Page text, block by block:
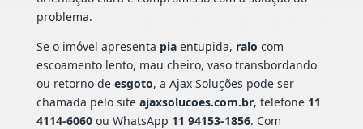
problema.
Se o imóvel apresenta piaentupida, ralo com
escoamento lento, mau cheiro, vaso transbordando
ou retorno de esgoto, a Ajax Soluções pode ser
chamada pelo site ajaxsolucoes.com.br, telefone 11
4114-6060ou WhatsApp 11 94153-1856. Com